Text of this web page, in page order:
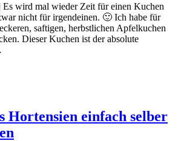
wird mal wieder Zeit für einen Kuchen
nicht für irgendeinen. 🙂 Ich habe für
saftigen, herbstlichen Apfelkuchen
Dieser Kuchen ist der absolute
Hortensien einfach selber